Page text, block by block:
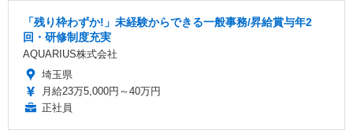
「残り枠わずか!」未経験からできる一般事務/昇給賞与年2
回・研修制度充実
AQUARIUS株式会社
埼玉県
月給23万5,000円～40万円
正社員